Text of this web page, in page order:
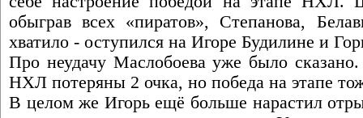
обыграв всех «пиратов», Степанова,
хватило - оступился на Игоре Будилине и
Про неудачу Маслобоева уже было
НХЛ потеряны 2 очка, но победа на этапе
В целом же Игорь ещё больше нарастил